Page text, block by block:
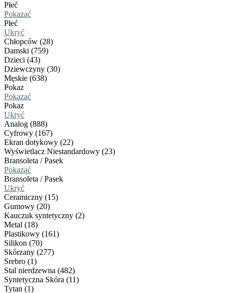
Płeć
Pokazać
Płeć
Ukryć
Chłopców (28)
Damski (759)
Dzieci (43)
Dziewczyny (30)
Męskie (638)
Pokaz
Pokazać
Pokaz
Ukryć
Analog (888)
Cyfrowy (167)
Ekran dotykowy (22)
Wyświetlacz Niestandardowy (23)
Bransoleta / Pasek
Pokazać
Bransoleta / Pasek
Ukryć
Ceramiczny (15)
Gumowy (20)
Kauczuk syntetyczny (2)
Metal (18)
Plastikowy (161)
Silikon (70)
Skórzany (277)
Srebro (1)
Stal nierdzewna (482)
Syntetyczna Skóra (11)
Tytan (1)